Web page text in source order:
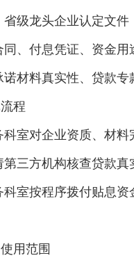
省级龙头企业认定文
同、付息凭证、资金
诺材料真实性、贷款
程
科室对企业资质、材
第三方机构核查贷款
室按程序拨付贴息资
用范围